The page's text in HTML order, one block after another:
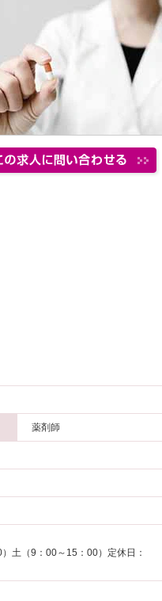
薬剤師
土（9：00～15：00）定休日：